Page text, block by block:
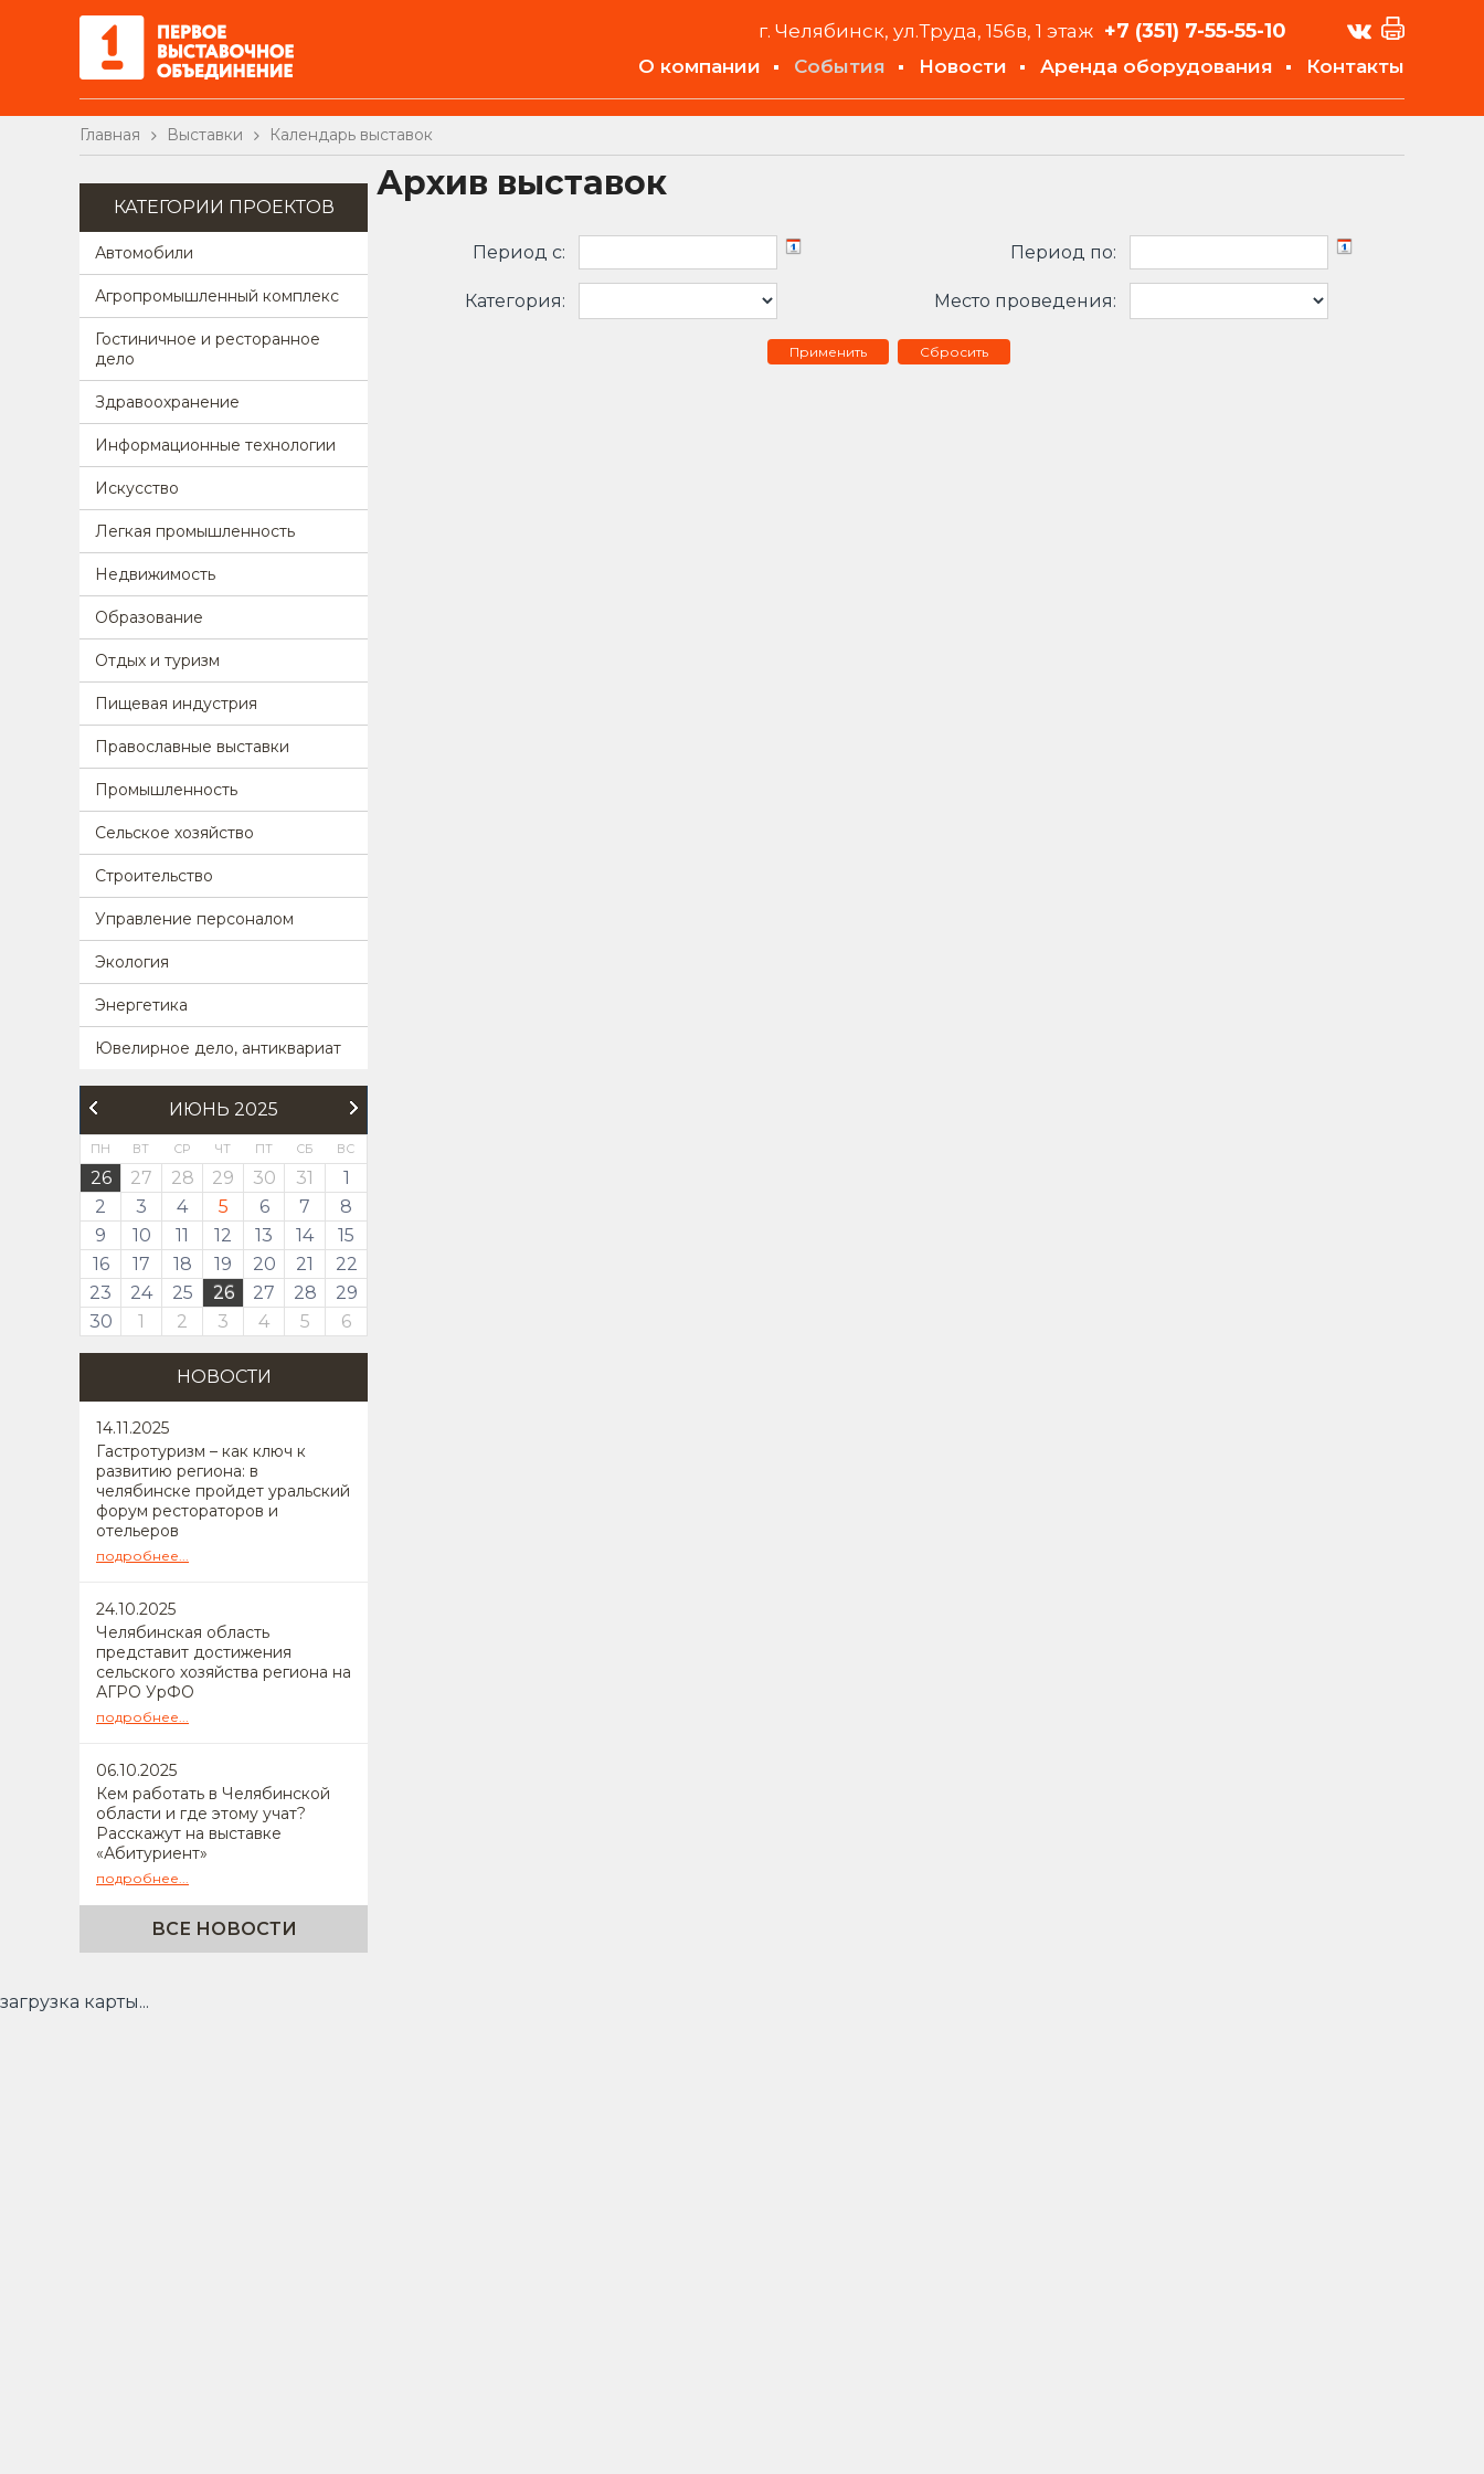
г. Челябинск, ул.Труда, 156в, 1 этаж +7 (351) 7-55-55-10
О компании События Новости Аренда оборудования Контакты
Главная Выставки Календарь выставок
КАТЕГОРИИ ПРОЕКТОВ
Автомобили
Агропромышленный комплекс
Гостиничное и ресторанное
дело
Здравоохранение
Информационные технологии
Искусство
Легкая промышленность
Недвижимость
Образование
Отдых и туризм
Пищевая индустрия
Православные выставки
Промышленность
Сельское хозяйство
Строительство
Управление персоналом
Экология
Энергетика
Ювелирное дело, антиквариат
ИЮНЬ 2025
ПН ВТ СР ЧТ ПТ СБ ВС
26 27 28 29 30 31
1
2
3 4 5 6 7
8
9
10 11 12 13 14
15
16
17 18 19 20 21
22
23
24 25 26 27 28
29
30
1 2 3 4 5 6
НОВОСТИ
14.11.2025
Гастротуризм – как ключ к
развитию региона: в
челябинске пройдет уральский
форум рестораторов и
отельеров
подробнее...
24.10.2025
Челябинская область
представит достижения
сельского хозяйства региона на
АГРО УрФО
подробнее...
06.10.2025
Кем работать в Челябинской
области и где этому учат?
Расскажут на выставке
«Абитуриент»
подробнее...
ВСЕ НОВОСТИ
Архив выставок
Период c:
Категория:
Период по:
Место проведения:
Сбросить
загрузка карты...